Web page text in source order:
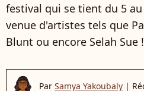
festival qui se tient du 5
venue d'artistes tels que
Blunt ou encore Selah Sue !
Par Samya Yakoubaly |